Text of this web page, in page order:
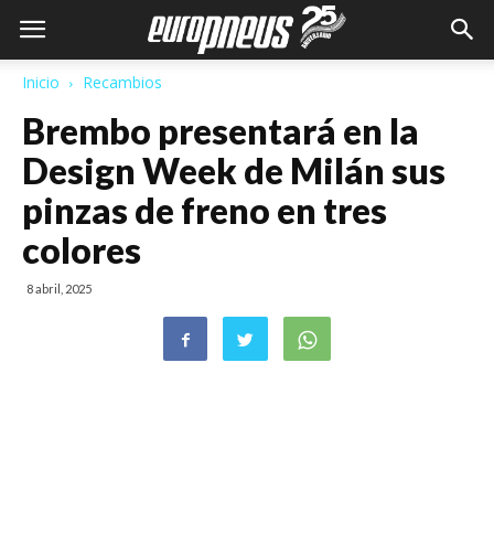
Inicio Recambios
Brembo presentará en la
Design Week de Milán sus
pinzas de freno en tres
colores
8 abril, 2025